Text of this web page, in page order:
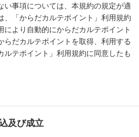
い事項については、本規約の規定が適
、「からだカルテポイント」利用規約
により自動的にからだカルテポイント
らだカルテポイントを取得、利用する
ルテポイント」利用規約に同意したも
及び成立